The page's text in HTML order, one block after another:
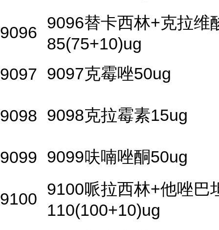
9096
9096替卡西林+克拉维
85(75+10)ug
9097 9097克霉唑50ug
9098 9098克拉霉素15ug
9099 9099呋喃唑酮50ug
9100
9100哌拉西林+他唑巴
110(100+10)ug